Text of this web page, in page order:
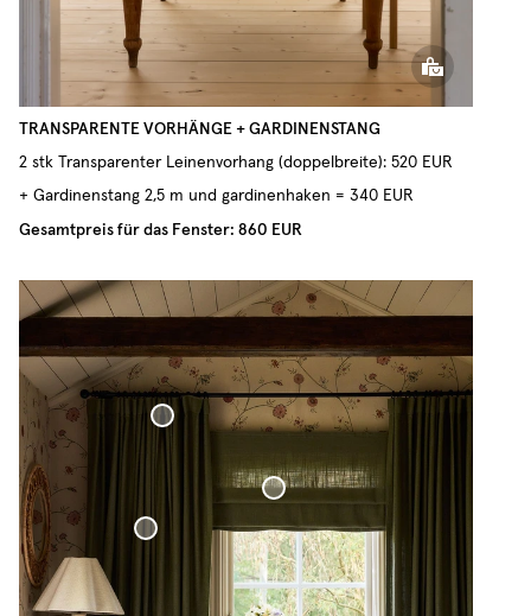
TRANSPARENTE VORHÄNGE + GARDINENSTANG
2 stk Transparenter Leinenvorhang (doppelbreite): 520 EUR
+ Gardinenstang 2,5 m und gardinenhaken = 340 EUR
Gesamtpreis für das Fenster: 860 EUR
Raffrollo aus gewebtem Leinen- Khaki
Maßgefertigte Gardinenstange Schwarz „Ball“
Gewebter Leinenvorhang - Khaki